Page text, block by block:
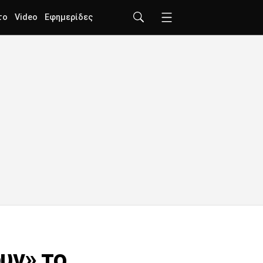
Video Εφημερίδες